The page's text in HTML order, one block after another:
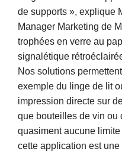
de supports », explique
Manager Marketing de
trophées en verre au
signalétique
Nos solutions
exemple du linge de lit
impression directe sur
que bouteilles de vin ou
quasiment aucune
cette application est